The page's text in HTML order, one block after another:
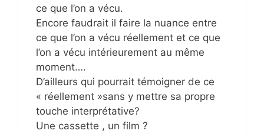
ce que l’on a vécu.
Encore faudrait il faire la nuance entre
ce que l’on a vécu réellement et ce que
l’on a vécu intérieurement au même
moment….
D’ailleurs qui pourrait témoigner de ce
« réellement »sans y mettre sa propre
touche interprétative?
Une cassette , un film ?